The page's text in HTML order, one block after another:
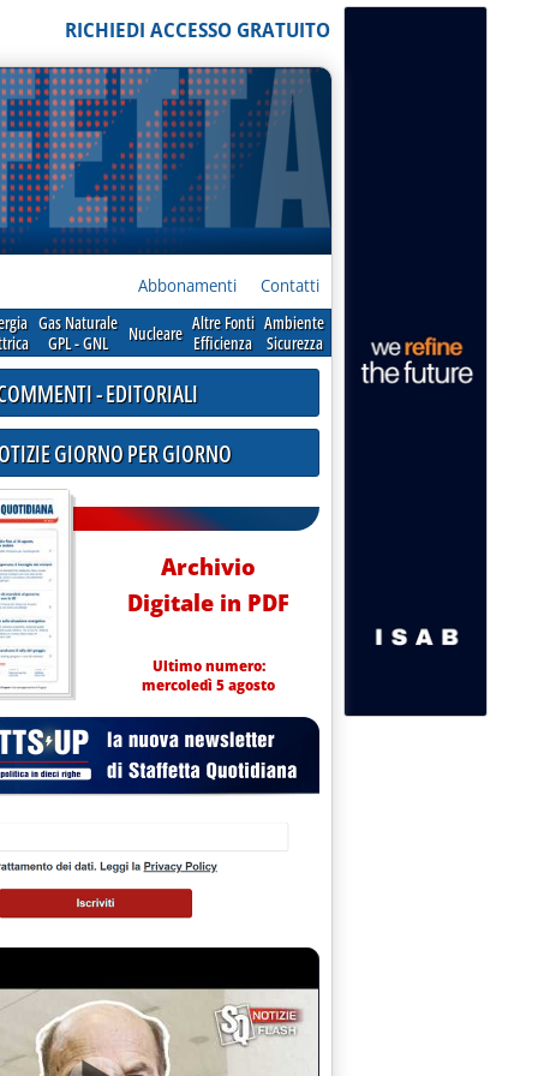
RICHIEDI ACCESSO GRATUITO
Abbonamenti Contatti
Gas Naturale
GPL - GNL
Nucleare Altre Fonti
Efficienza
Ambiente
Sicurezza
- EDITORIALI
GIORNO PER GIORNO
Archivio
Digitale in PDF
Ultimo numero:
mercoledì 5 agosto